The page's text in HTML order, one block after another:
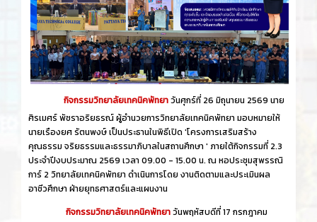
กิจกรรมวิทยาลัยเทคนิคพัทยาวันศุกร์​ที่ 26 ​มิถุนายน​ 2569 นาย
ศิรเมศร์ พัชราอริยธรณ์ ผู้อำนวยการวิทยาลัยเทคนิคพัทยา มอบหมายให้
นายเรืองยศ รัตนพงษ์ เป็นประธานในพิธีเปิด 'โครงการเสริมสร้าง
คุณธรรม จริยธรรมและธรรมาภิบาลในสถานศึกษา ' ภายใต้กิจกรรมที่ 2.3
ประจำปีงบประมาณ 2569 เวลา 09.00 - 15.00 น. ณ หอประชุมสุพรรณิ
การ์ 2 วิทยาลัยเทคนิคพัทยา ดำเนินการโดย งานติดตามและประเมินผล
อาชีวศึกษา ฝ่ายยุทธศาสตร์และแผนงาน
กิจกรรมวิทยาลัยเทคนิคพัทยาวันพฤหัสบดีที่ 17 กรกฎาคม